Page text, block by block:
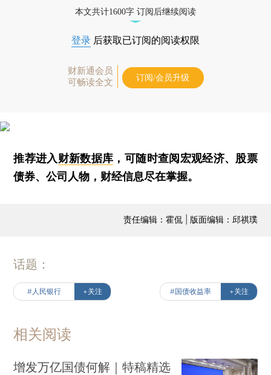
本文共计1600字 订阅后继续阅读
登录 后获取已订阅的阅读权限
财新通会员
可畅读全文
订阅/会员升级
推荐进入财新数据库 ，可随时查阅宏观经济、股票
债券、公司人物，财经信息尽在掌握。
责任编辑：霍侃 | 版面编辑：邱祺璞
话题：
#人民银行 +关注 #国债收益率 +关注
相关阅读
增发万亿国债何解｜特稿精选